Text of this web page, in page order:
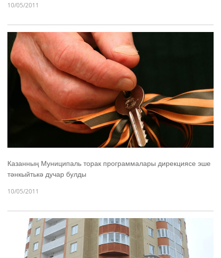
10/05/2011
Казанның Муниципаль торак программалары дирекциясе эше
тәнкыйтькә дучар булды
10/05/2011